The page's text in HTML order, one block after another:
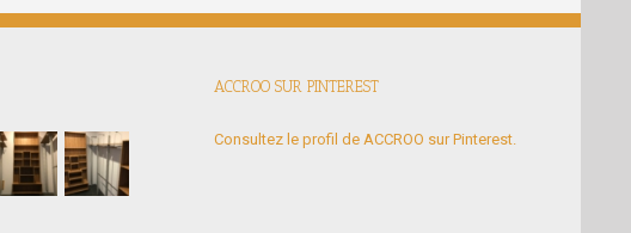
ACCROO SUR PINTEREST
Consultez le profil de ACCROO sur Pinterest.